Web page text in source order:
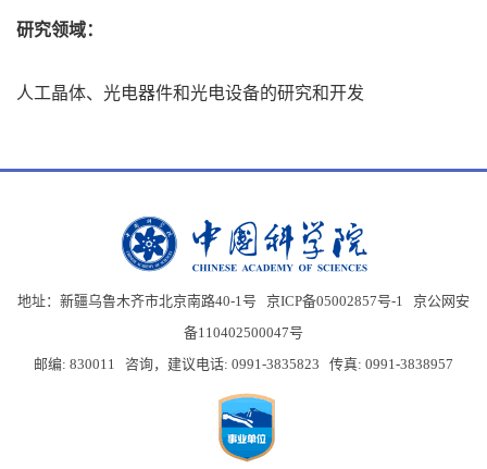
研究领域：
人工晶体、光电器件和光电设备的研究和开发
地址：新疆乌鲁木齐市北京南路40-1号 京ICP备05002857号-1 京公网安
备110402500047号
邮编: 830011 咨询，建议电话: 0991-3835823 传真: 0991-3838957